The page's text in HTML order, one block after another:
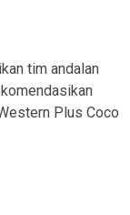
tim andalan
Plus Coco